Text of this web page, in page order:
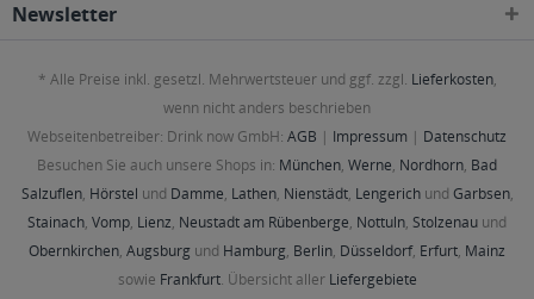
Newsletter
* Alle Preise inkl. gesetzl. Mehrwertsteuer und ggf. zzgl. Lieferkosten,
wenn nicht anders beschrieben
Webseitenbetreiber: Drink now GmbH: AGB | Impressum | Datenschutz
Besuchen Sie auch unsere Shops in: München, Werne, Nordhorn, Bad
Salzuflen, Hörstel und Damme, Lathen, Nienstädt, Lengerichund Garbsen,
Stainach, Vomp, Lienz, Neustadt am Rübenberge, Nottuln, Stolzenau und
Obernkirchen, Augsburg und Hamburg, Berlin, Düsseldorf, Erfurt, Mainz
sowie Frankfurt. Übersicht aller Liefergebiete